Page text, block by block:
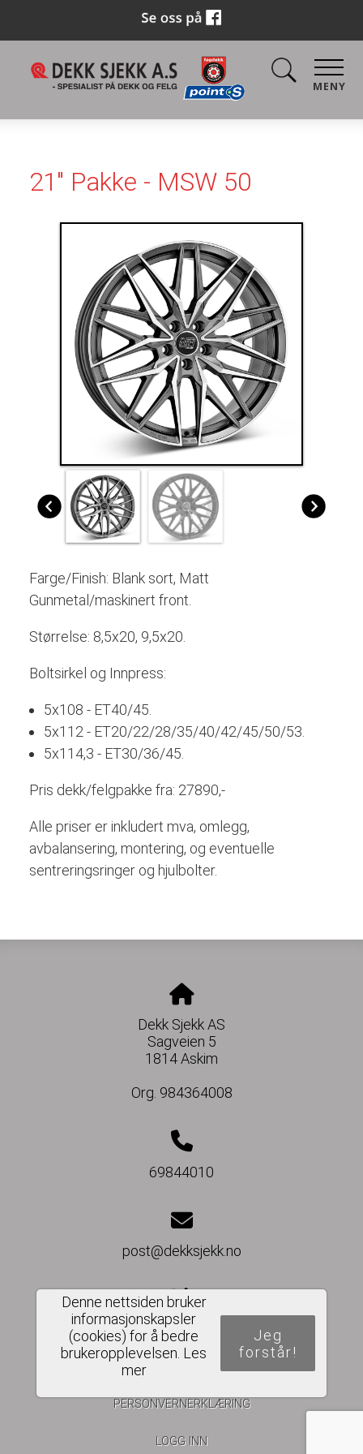
MENY
21" Pakke - MSW 50
Farge/Finish: Blank sort, Matt
Gunmetal/maskinert front.
Størrelse: 8,5x20, 9,5x20.
Boltsirkel og Innpress:
5x108 - ET40/45.
5x112 - ET20/22/28/35/40/42/45/50/53.
5x114,3 - ET30/36/45.
Pris dekk/felgpakke fra: 27890,-
Alle priser er inkludert mva, omlegg,
avbalansering, montering, og eventuelle
sentreringsringer og hjulbolter.
Dekk Sjekk AS
Sagveien 5
1814 Askim
Org. 984364008
69844010
post@dekksjekk.no
Del nettside
Denne nettsiden bruker
informasjonskapsler
(cookies) for å bedre
brukeropplevelsen. Les
mer
Jeg
forstår!
PERSONVERNERKLÆRING
LOGG INN